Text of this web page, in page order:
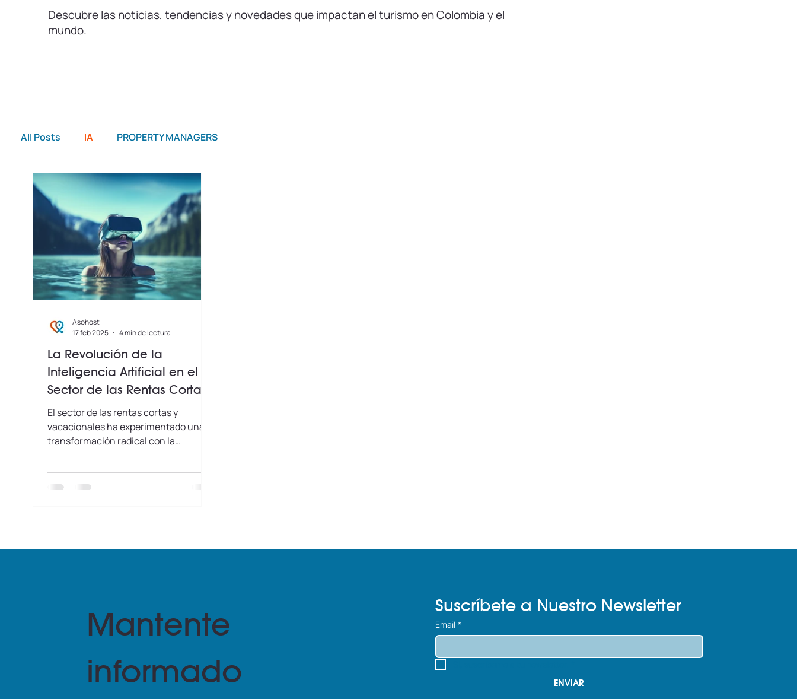
Descubre las noticias, tendencias y novedades que impactan el turismo en Colombia y el
mundo.
All Posts IA PROPERTY MANAGERS
La Revolución de la
Inteligencia Artificial en el
Sector de las Rentas Cortas
y Vacacionales
El sector de las rentas cortas y
vacacionales ha experimentado una
transformación radical con la
Artificial
Asohost
17 feb 2025
4 min de lectura
Mantente
informado
Suscríbete a Nuestro Newsletter
Email *
ENVIAR